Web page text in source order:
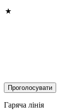
Гаряча лінія